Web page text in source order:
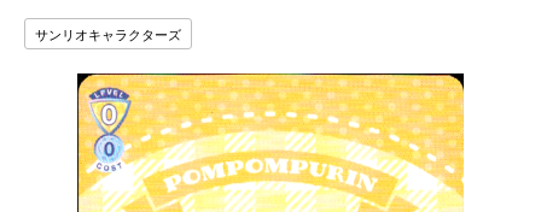
サンリオキャラクターズ